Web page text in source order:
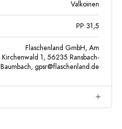
Valkoinen
PP 31,5
Flaschenland GmbH, Am
Kirchenwald 1, 56235 Ransbach-
Baumbach, gpsr@flaschenland.de